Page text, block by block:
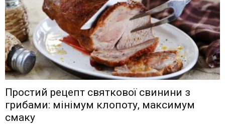
Простий рецепт святкової свинини з
грибами: мінімум клопоту, максимум
смаку